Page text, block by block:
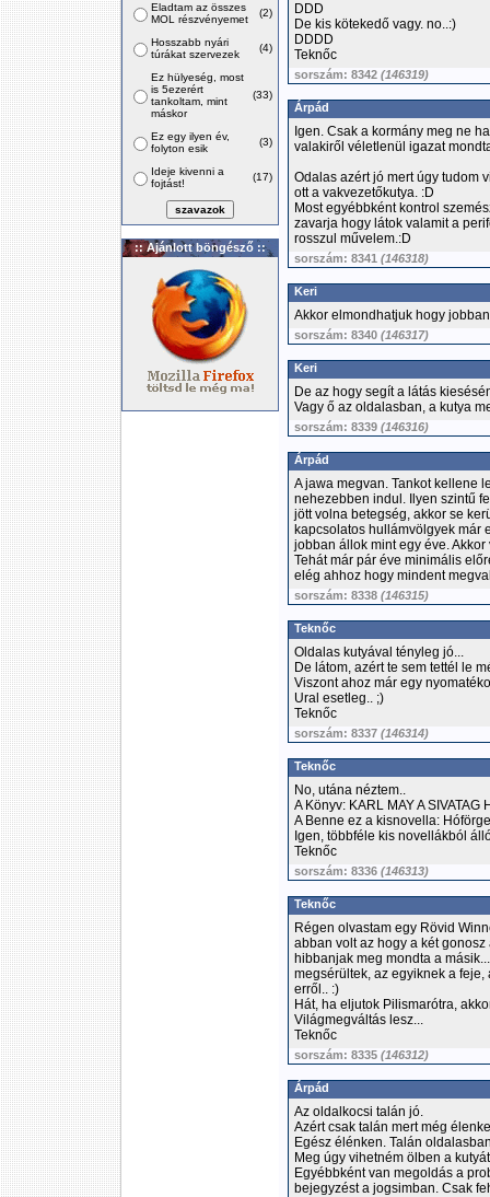
Eladtam az összes
MOL részvényemet
(2)
Hosszabb nyári
túrákat szervezek
(4)
Ez hülyeség, most
is 5ezerért
tankoltam, mint
máskor
(33)
Ez egy ilyen év,
folyton esik
(3)
Ideje kivenni a
fojtást!
(17)
:: Ajánlott böngésző ::
DDD
De kis kötekedő vagy. no..:)
DDDD
Teknőc
sorszám: 8342 (146319)
Árpád
Igen. Csak a kormány meg ne
valakiről véletlenül igazat
Odalas azért jó mert úgy tudom
ott a vakvezetőkutya. :D
Most egyébbként kontrol
zavarja hogy látok valamit a
rosszul művelem.:D
sorszám: 8341 (146318)
Keri
Akkor elmondhatjuk hogy
sorszám: 8340 (146317)
Keri
De az hogy segít a látás
Vagy ő az oldalasban, a kutya
sorszám: 8339 (146316)
Árpád
A jawa megvan. Tankot kellene
nehezebben indul. Ilyen szintű
jött volna betegség, akkor se
kapcsolatos hullámvölgyek már
jobban állok mint egy éve.
Tehát már pár éve minimális
elég ahhoz hogy mindent
sorszám: 8338 (146315)
Teknőc
Oldalas kutyával tényleg jó...
De látom, azért te sem tettél le
Viszont ahoz már egy
Ural esetleg.. ;)
Teknőc
sorszám: 8337 (146314)
Teknőc
No, utána néztem..
A Könyv: KARL MAY A SIVATAG
A Benne ez a kisnovella:
Igen, többféle kis novellákból
Teknőc
sorszám: 8336 (146313)
Teknőc
Régen olvastam egy Rövid
abban volt az hogy a két
hibbanjak meg mondta a
megsérültek, az egyiknek a
erről.. :)
Hát, ha eljutok Pilismarótra,
Világmegváltás lesz...
Teknőc
sorszám: 8335 (146312)
Árpád
Az oldalkocsi talán jó.
Azért csak talán mert még
Egész élénken. Talán
Meg úgy vihetném ölben a
Egyébbként van megoldás a
bejegyzést a jogsimban. Csak